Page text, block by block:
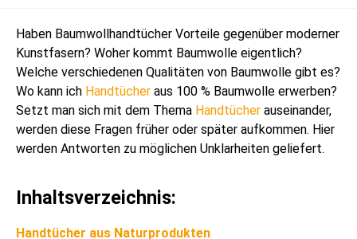
Haben Baumwollhandtücher Vorteile gegenüber moderner
Kunstfasern? Woher kommt Baumwolle eigentlich?
Welche verschiedenen Qualitäten von Baumwolle gibt es?
Wo kann ich Handtücher aus 100 % Baumwolle erwerben?
Setzt man sich mit dem Thema Handtücher auseinander,
werden diese Fragen früher oder später aufkommen. Hier
werden Antworten zu möglichen Unklarheiten geliefert.
Inhaltsverzeichnis:
Handtücher aus Naturprodukten